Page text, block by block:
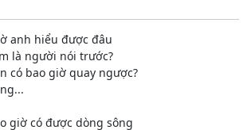
anh hiểu được đâu
là người nói trước?
có bao giờ quay ngược?
giờ có được dòng sông